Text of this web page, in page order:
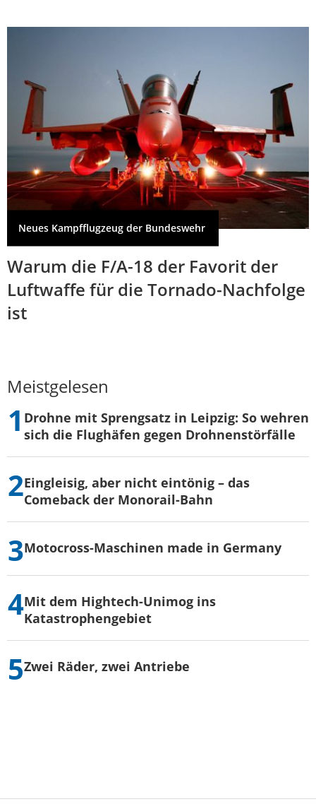
Neues Kampfflugzeug der Bundeswehr
Warum die F/A-18 der Favorit der
Luftwaffe für die Tornado-Nachfolge
ist
Meistgelesen
Drohne mit Sprengsatz in Leipzig: So wehren
sich die Flughäfen gegen Drohnenstörfälle
Eingleisig, aber nicht eintönig – das
Comeback der Monorail-Bahn
Motocross-Maschinen made in Germany
Mit dem Hightech-Unimog ins
Katastrophengebiet
Zwei Räder, zwei Antriebe